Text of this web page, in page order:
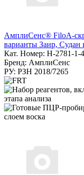
АмплиСенс® FiloA-
варианты Заир,
Кат. Номер: H-2781-1-4
Бренд: АмплиСенс
РУ: РЗН 2018/7265